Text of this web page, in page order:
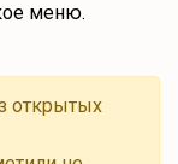
меню.
открытых